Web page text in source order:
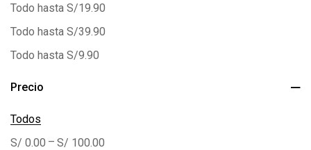
Todo hasta S/19.90
Todo hasta S/39.90
Todo hasta S/9.90
Precio
Todos
S/ 0.00 – S/ 100.00